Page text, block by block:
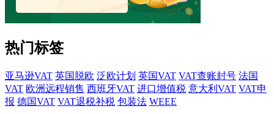
热门标签
亚马逊VAT 英国脱欧 泛欧计划 英国VAT VAT查账封号 法国
VAT 欧洲远程销售 西班牙VAT 进口增值税 意大利VAT VAT申
报 德国VAT VAT退税补税 包装法 WEEE